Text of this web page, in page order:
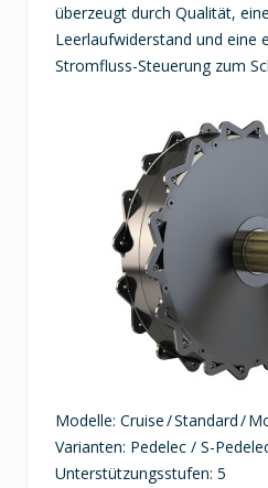
überzeugt durch Qualität,
Leerlaufwiderstand und eine
Stromfluss-Steuerung zum
Modelle: Cruise / Standard /
Varianten: Pedelec / S-
Unterstützungsstufen: 5